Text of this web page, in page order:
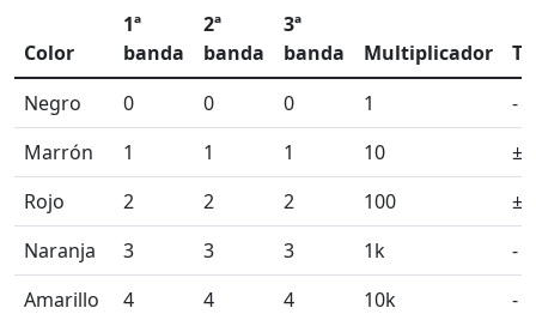
Color
1ª
banda
2ª
banda
3ª
banda
Multiplicador
Negro
0 0 0 1
-
Marrón
1 1 1 10
Rojo
2 2 2 100
Naranja
3 3 3 1k
-
Amarillo
4 4 4 10k
-